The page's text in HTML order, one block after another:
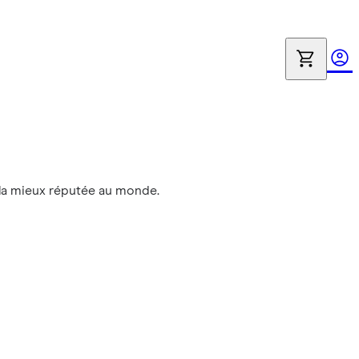
mieux réputée au monde.